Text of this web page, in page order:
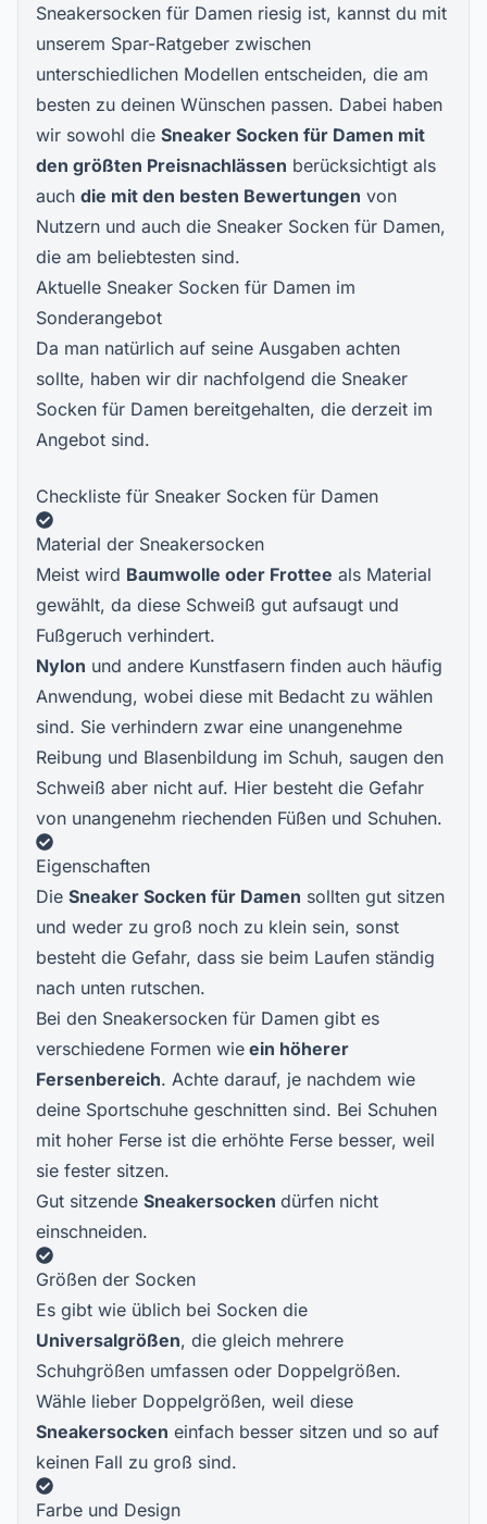
Sneakersocken für Damen riesig ist, kannst du mit
unserem Spar-Ratgeber zwischen
unterschiedlichen Modellen entscheiden, die am
besten zu deinen Wünschen passen. Dabei haben
wir sowohl die Sneaker Socken für Damen mit
den größten Preisnachlässen berücksichtigt als
auch die mit den besten Bewertungen von
Nutzern und auch die Sneaker Socken für Damen,
die am beliebtesten sind.
Aktuelle Sneaker Socken für Damen im
Sonderangebot
Da man natürlich auf seine Ausgaben achten
sollte, haben wir dir nachfolgend die Sneaker
Socken für Damen bereitgehalten, die derzeit im
Angebot sind.
Checkliste für Sneaker Socken für Damen
Material der Sneakersocken
Meist wird Baumwolle oder Frottee als Material
gewählt, da diese Schweiß gut aufsaugt und
Fußgeruch verhindert.
Nylon und andere Kunstfasern finden auch häufig
Anwendung, wobei diese mit Bedacht zu wählen
sind. Sie verhindern zwar eine unangenehme
Reibung und Blasenbildung im Schuh, saugen den
Schweiß aber nicht auf. Hier besteht die Gefahr
von unangenehm riechenden Füßen und Schuhen.
Eigenschaften
Die Sneaker Socken für Damen sollten gut sitzen
und weder zu groß noch zu klein sein, sonst
besteht die Gefahr, dass sie beim Laufen ständig
nach unten rutschen.
Bei den Sneakersocken für Damen gibt es
verschiedene Formen wie ein höherer
Fersenbereich. Achte darauf, je nachdem wie
deine Sportschuhe geschnitten sind. Bei Schuhen
mit hoher Ferse ist die erhöhte Ferse besser, weil
sie fester sitzen.
Gut sitzende Sneakersocken dürfen nicht
einschneiden.
Größen der Socken
Es gibt wie üblich bei Socken die
Universalgrößen, die gleich mehrere
Schuhgrößen umfassen oder Doppelgrößen.
Wähle lieber Doppelgrößen, weil diese
Sneakersocken einfach besser sitzen und so auf
keinen Fall zu groß sind.
Farbe und Design